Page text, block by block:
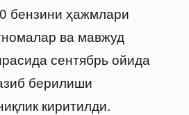
бензини ҳажмлари
ва мавжуд
сентябрь ойида
берилиши
киритилди.